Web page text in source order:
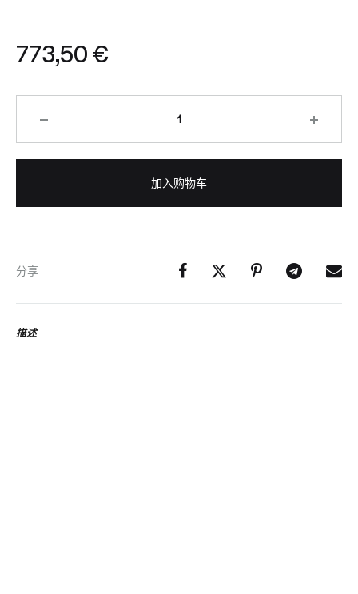
773,50 €
加入购物车
分享
描述